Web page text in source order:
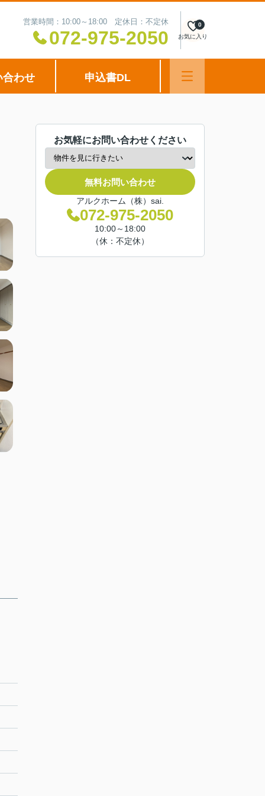
営業時間：10:00～18:00 定休日：不定休
072-975-2050 お気に入り
0
合わせ 申込書DL
お気軽にお問い合わせください
無料お問い合わせ
アルクホーム（株）sai.
072-975-2050
10:00～18:00
（休：不定休）